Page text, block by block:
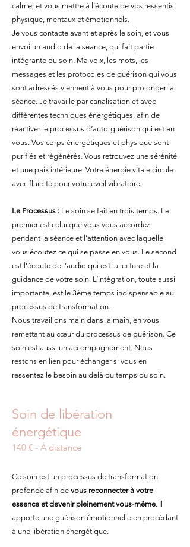
calme, et vous mettre à l’écoute de vos ressentis
physique, mentaux et émotionnels.
Je vous contacte avant et après le soin, et vous
envoi un audio de la séance, qui fait partie
intégrante du soin. Ma voix, les mots, les
messages et les protocoles de guérison qui vous
sont adressés viennent à vous pour prolonger la
séance. Je travaille par canalisation et avec
différentes techniques énergétiques, afin de
réactiver le processus d’auto-guérison qui est en
vous. Vos corps énergétiques et physique sont
purifiés et régénérés. Vous retrouvez une sérénité
et une paix intérieure. Votre énergie vitale circule
avec fluidité pour votre éveil vibratoire.
Le Processus : Le soin se fait en trois temps. Le
premier est celui que vous vous accordez
pendant la séance et l’attention avec laquelle
vous écoutez ce qui se passe en vous. Le second
est l’écoute de l’audio qui est la lecture et la
guidance de votre soin. L’intégration, toute aussi
importante, est le 3ème temps indispensable au
processus de transformation.
Nous travaillons main dans la main, en vous
remettant au cœur du processus de guérison. Ce
soin est aussi un accompagnement. Nous
restons en lien pour échanger si vous en
ressentez le besoin au delà du temps du soin.
Soin de libération
énergétique
140 € - À distance
Ce soin est un processus de transformation
profonde afin de vous reconnecter à votre
essence et devenir pleinement vous-même. Il
apporte une guérison émotionnelle en procédant
à une libération énergétique.